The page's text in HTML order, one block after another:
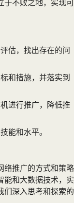
于不败之地，实现可
估，找出存在的问
和措施，并落实到
进行推广，降低推
能和水平。
络推广的方式和策略
能和大数据技术，实
们深入思考和探索的